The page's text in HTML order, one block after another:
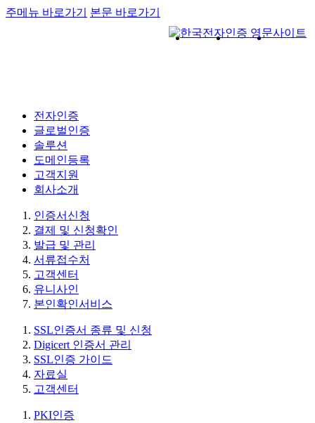
주메뉴 바로가기 본문 바로가기
전자인증
글로벌인증
솔루션
도메인등록
고객지원
회사소개
인증서신청
결제 및 신청확인
발급 및 관리
서류접수처
고객센터
유니사인
본인확인서비스
SSL인증서 종류 및 신청
Digicert 인증서 관리
SSL인증 가이드
자료실
고객센터
PKI인증